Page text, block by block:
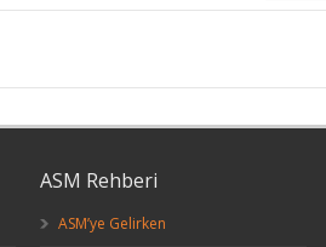
ASM Rehberi
ASM’ye Gelirken